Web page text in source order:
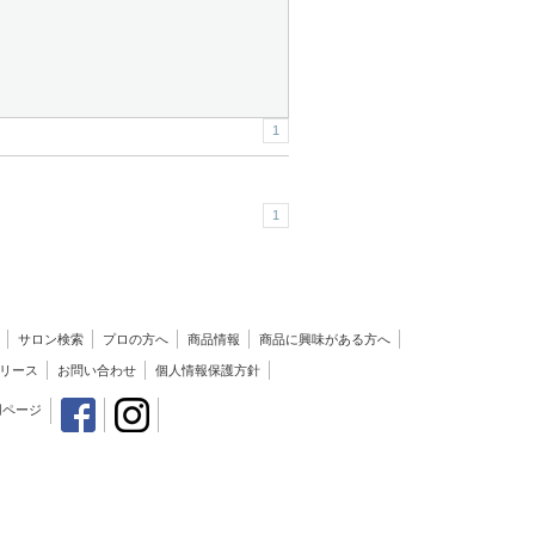
1
1
サロン検索 プロの方へ 商品情報 商品に興味がある方へ
ース お問い合わせ 個人情報保護方針
ージ